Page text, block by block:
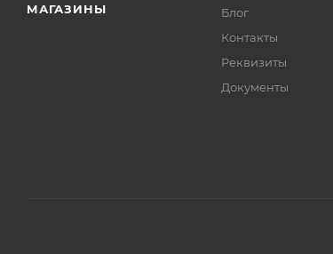
МАГАЗИНЫ
Блог
Контакты
Реквизиты
Документы